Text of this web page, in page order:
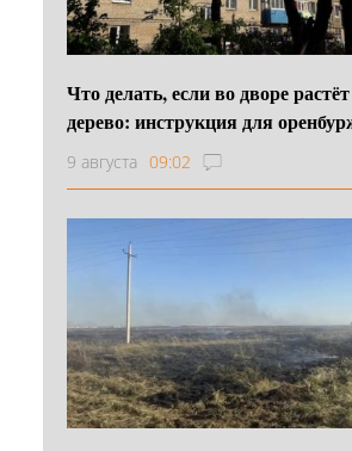
Что делать, если во дворе
дерево: инструкция для
9 августа 09:02